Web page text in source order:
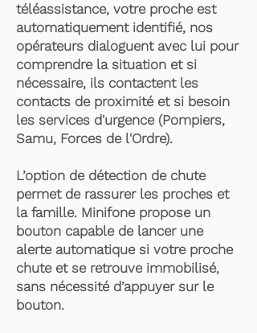
téléassistance, votre proche est
automatiquement identifié, nos
opérateurs dialoguent avec lui pour
comprendre la situation et si
nécessaire, ils contactent les
contacts de proximité et si besoin
les services d'urgence (Pompiers,
Samu, Forces de l'Ordre).
L’option de détection de chute
permet de rassurer les proches et
la famille. Minifone propose un
bouton capable de lancer une
alerte automatique si votre proche
chute et se retrouve immobilisé,
sans nécessité d’appuyer sur le
bouton.